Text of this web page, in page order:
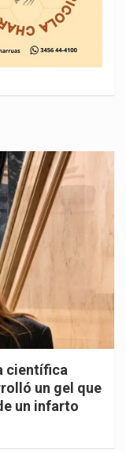
científica
un gel que
un infarto